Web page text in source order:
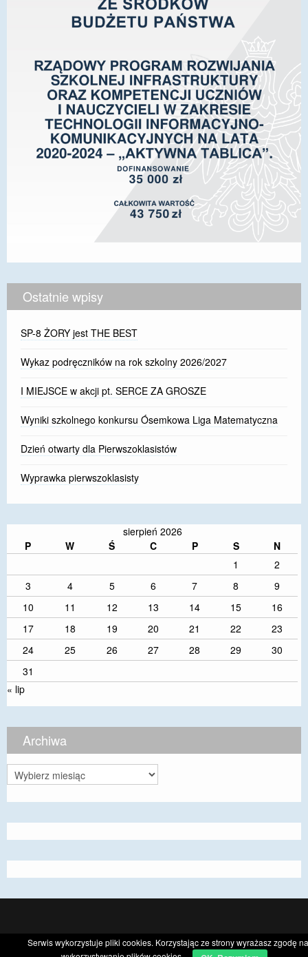
Ostatnie wpisy
SP-8 ŻORY jest THE BEST
Wykaz podręczników na rok szkolny 2026/2027
I MIEJSCE w akcji pt. SERCE ZA GROSZE
Wyniki szkolnego konkursu Ósemkowa Liga Matematyczna
Dzień otwarty dla Pierwszoklasistów
Wyprawka pierwszoklasisty
sierpień 2026
P
W Ś C P S
N
1
2
3
4 5 6 7 8
9
10
11 12 13 14 15
16
17
18 19 20 21 22
23
24
25 26 27 28 29
30
31
« lip
Archiwa
Archiwa
CyberChimps ©2026
Serwis wykorzystuje pliki cookies. Korzystając ze strony wyrażasz zgodę na